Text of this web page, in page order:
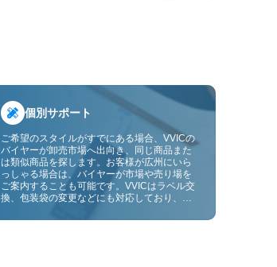
個別サポート
ご希望のスタイルがすでにある場合、VVICの
バイヤーが卸売市場へ出向き、同じ商品また
は類似商品を探します。お客様が広州にいら
っしゃる場合は、バイヤーが市場や売り場を
ご案内することも可能です。VVICはラベル交
換、包装袋の変更などにも対応しており、今
にも対応予定です。仕入れをお客様のビジネ